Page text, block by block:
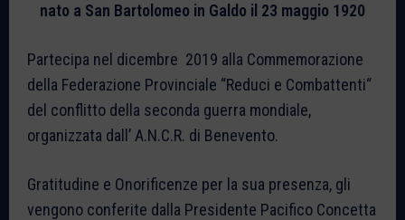
nato a San Bartolomeo in Galdo il 23 maggio 1920
Partecipa nel dicembre 2019 alla Commemorazione
della Federazione Provinciale “Reduci e Combattenti“
del conflitto della seconda guerra mondiale,
organizzata dall’ A.N.C.R. di Benevento.
Gratitudine e Onorificenze per la sua presenza, gli
vengono conferite dalla Presidente Pacifico Concetta